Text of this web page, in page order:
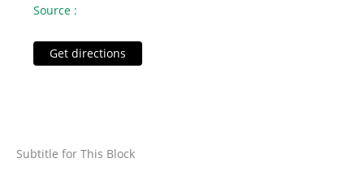
Source :
Get directions
Subtitle for This Block